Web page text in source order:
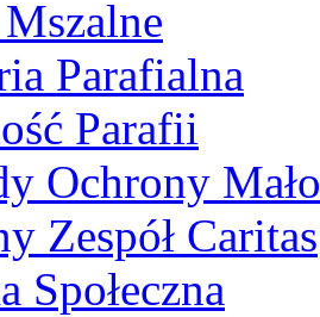
Parafialna
Parafii
Ochrony
Zespół Caritas
Społeczna